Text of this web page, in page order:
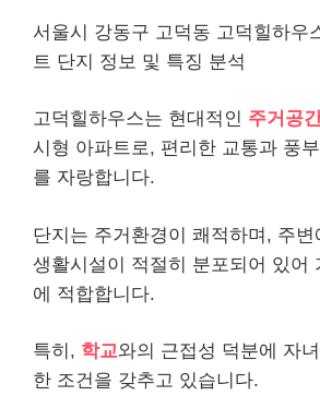
서울시 강동구 고덕동 고덕힐하우
트 단지 정보 및 특징 분석
고덕힐하우스는 현대적인 주거공
시형 아파트로, 편리한 교통과 풍
를 자랑합니다.
단지는 주거환경이 쾌적하며, 주
생활시설이 적절히 분포되어 있어
에 적합합니다.
특히, 학교와의 근접성 덕분에 자
한 조건을 갖추고 있습니다.